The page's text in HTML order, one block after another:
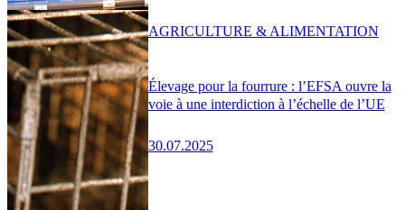
Élevage pour la fourrure : l’EFSA ouvre la
voie à une interdiction à l’échelle de l’UE
30.07.2025
AGRICULTURE & ALIMENTATION